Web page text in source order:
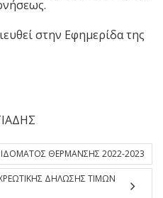
στην Εφημερίδα της
ΘΕΡΜΑΝΣΗΣ 2022-2023
ΔΗΛΩΣΗΣ ΤΙΜΩΝ